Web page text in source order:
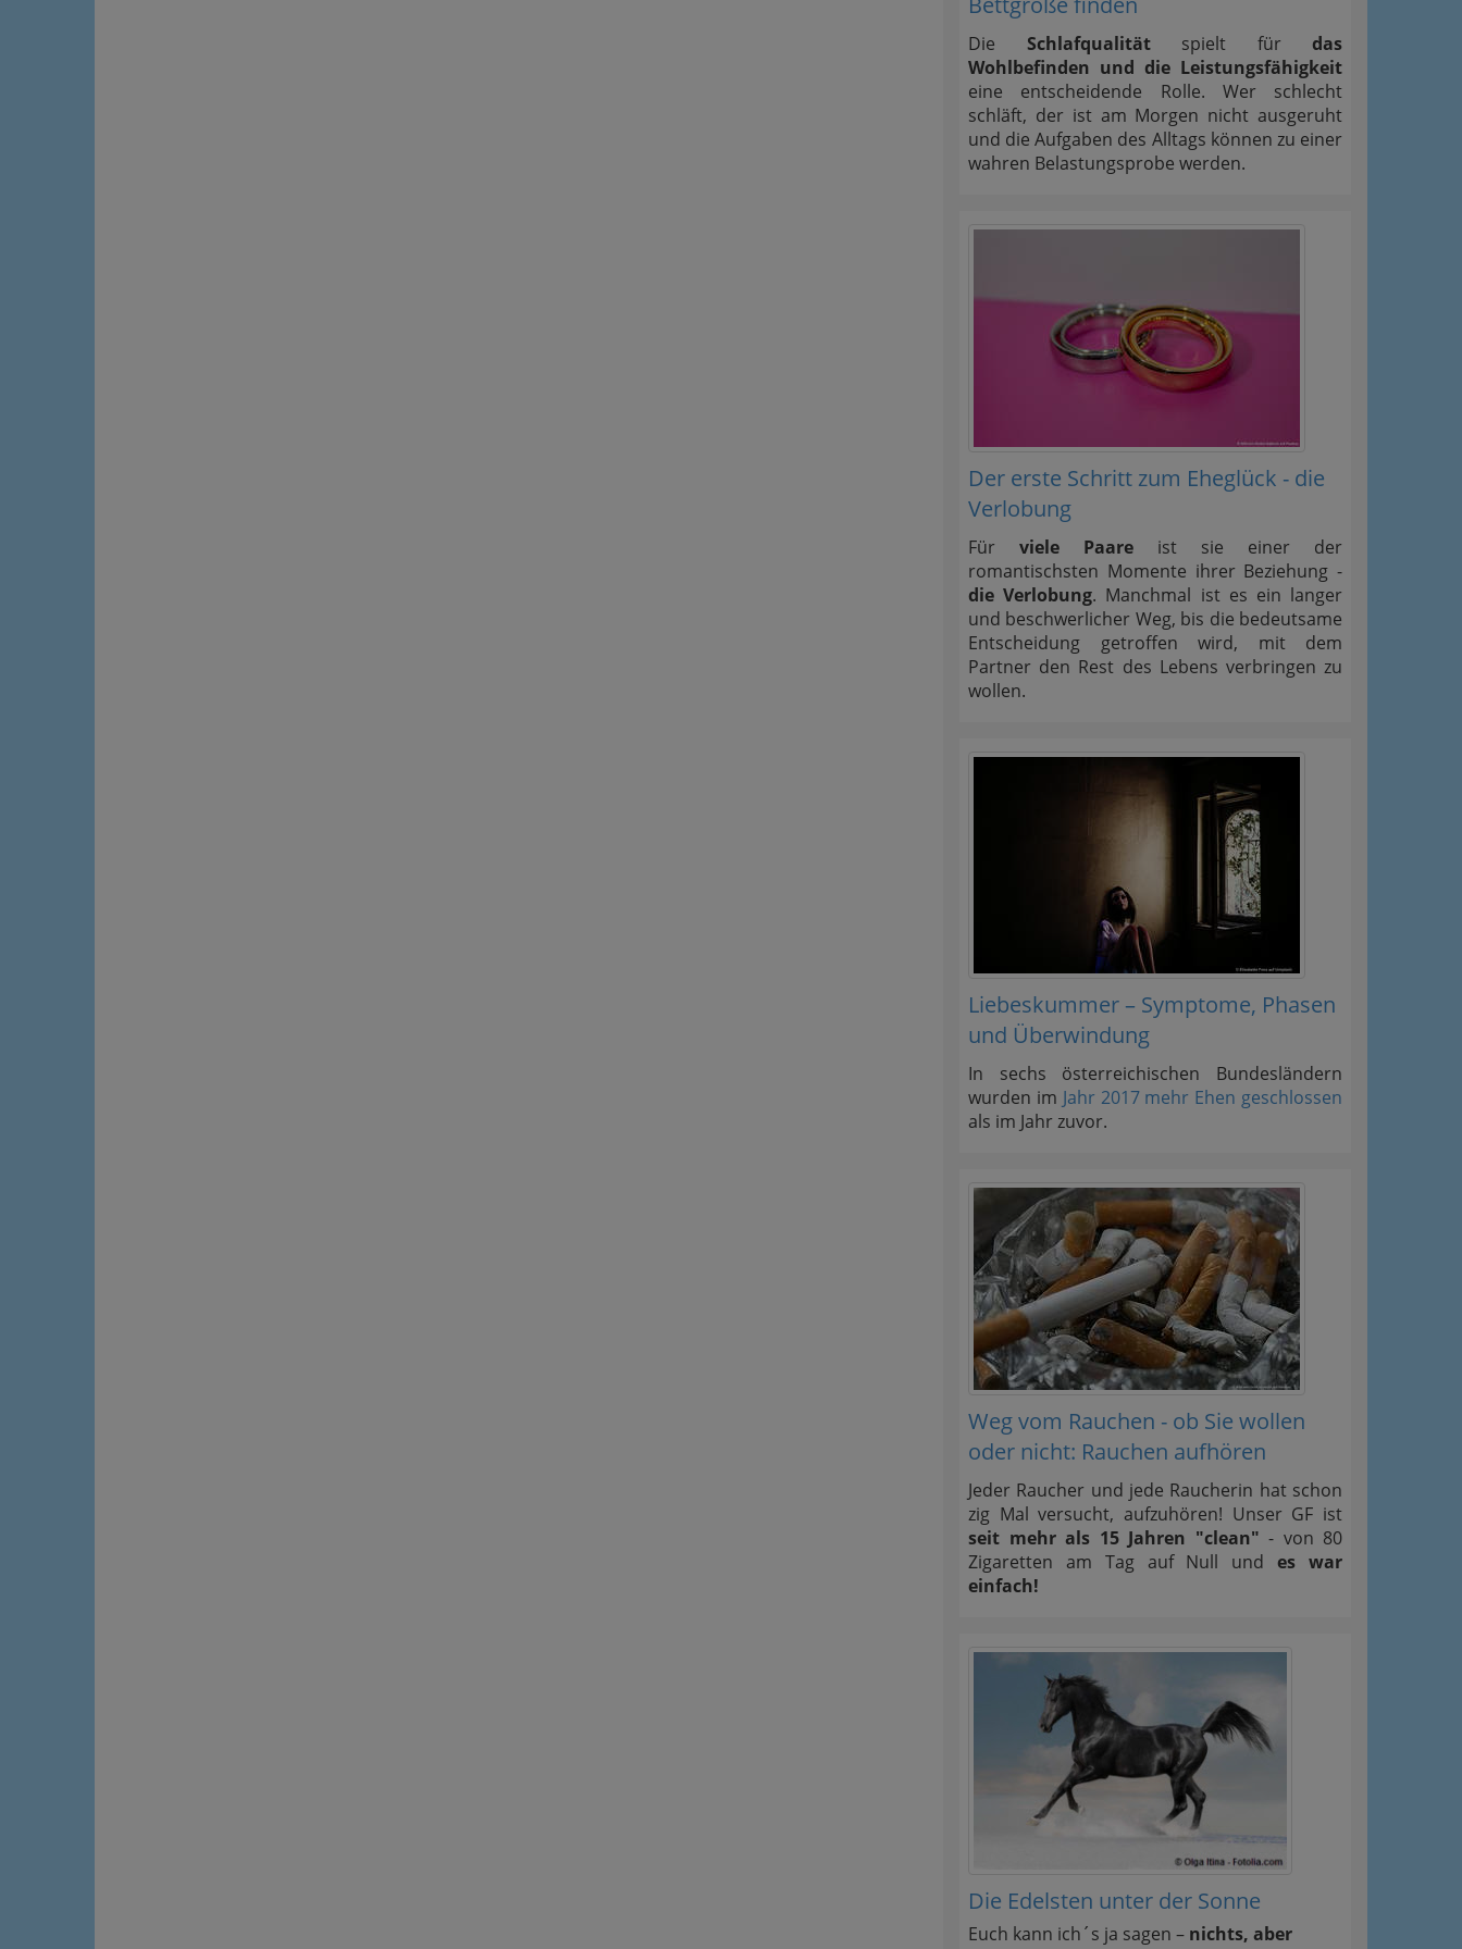
Die Schlafqualitätspielt für das
Wohlbefinden und die Leistungsfähigkeit
eine entscheidende Rolle. Wer schlecht
schläft, der ist am Morgen nicht ausgeruht
und die Aufgaben des Alltags können zu einer
wahren Belastungsprobe werden.
Der erste Schritt zum Eheglück - die
Verlobung
Für viele Paare ist sie einer der
romantischsten Momente ihrer Beziehung -
die Verlobung. Manchmal ist es ein langer
und beschwerlicher Weg, bis die bedeutsame
Entscheidung getroffen wird, mit dem
Partner den Rest des Lebens verbringen zu
wollen.
Liebeskummer – Symptome, Phasen
und Überwindung
In sechs österreichischen Bundesländern
wurden im Jahr 2017 mehr Ehen geschlossen
als im Jahr zuvor.
Weg vom Rauchen - ob Sie wollen
oder nicht: Rauchen aufhören
Jeder Raucher und jede Raucherin hat schon
zig Mal versucht, aufzuhören! Unser GF ist
seit mehr als 15 Jahren "clean" - von 80
Zigaretten am Tag auf Null undes war
einfach!
Die Edelsten unter der Sonne
Euch kann ich´s ja sagen – nichts, aber